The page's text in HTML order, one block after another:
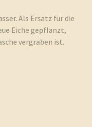
Als Ersatz für die
Eiche gepflanzt,
vergraben ist.